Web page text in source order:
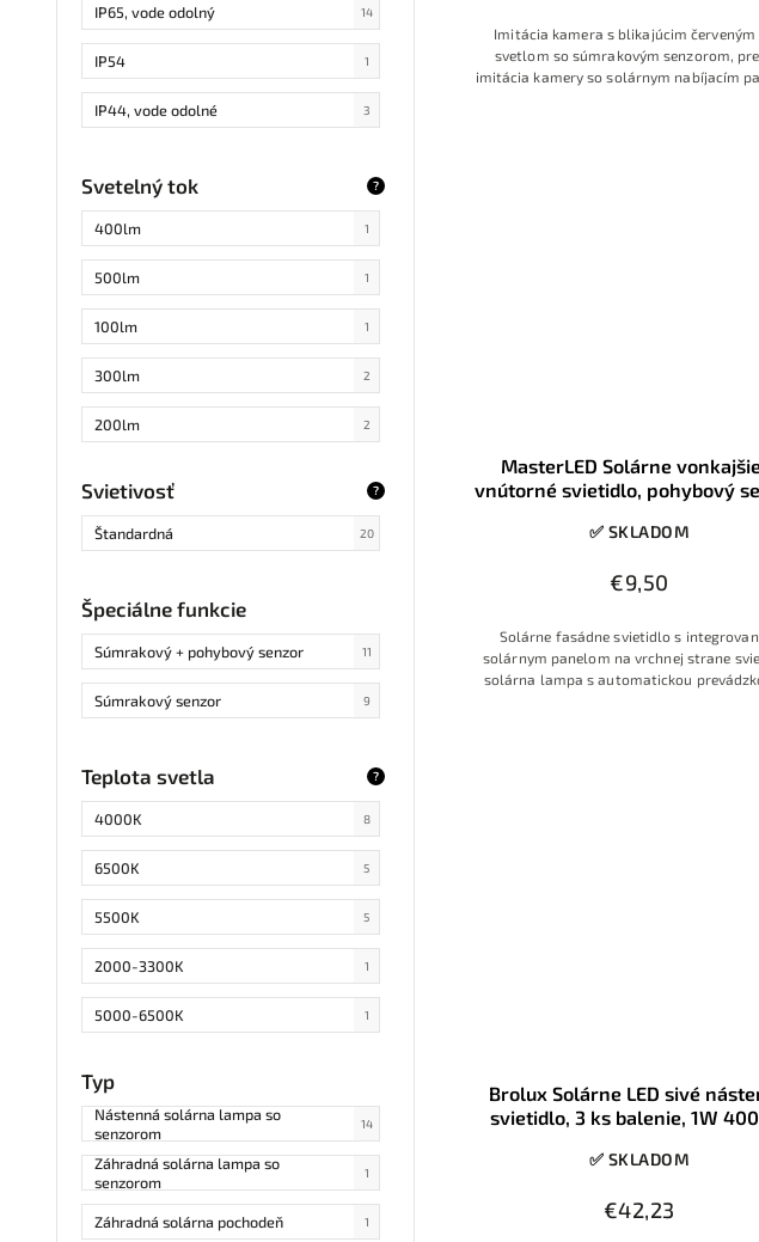
IP65, vode odolný 14
IP54 1
IP44, vode odolné 3
Svetelný tok ?
400lm 1
500lm 1
100lm 1
300lm 2
200lm 2
20lm
150lm
120lm 1
75lm 8
Svietivosť ?
Štandardná 20
Špeciálne funkcie
Súmrakový + pohybový senzor 11
Súmrakový senzor 9
Teplota svetla ?
4000K 8
6500K 5
5500K 5
2000-3300K 1
5000-6500K 1
Typ
Nástenná solárna lampa so
senzorom
14
Záhradná solárna lampa so
senzorom
1
Záhradná solárna pochodeň 1
Imitácia kamera s blikajúcim červeným
svetlom so súmrakovým senzorom,
imitácia kamery so solárnym nabíjacím
MasterLED Solárne
vnútorné svietidlo, pohybový
✅ SKLADOM
€9,50
Solárne fasádne svietidlo s
solárnym panelom na vrchnej strane
solárna lampa s automatickou
Brolux Solárne LED sivé
svietidlo, 3 ks balenie, 1W
✅ SKLADOM
€42,23